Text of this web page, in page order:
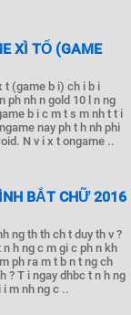
XÌ TỐ (GAME
t (game b i) ch i b i
ph nh n gold 10 l n ng
b i c m t s m nh t t i
nay ph t h nh phi
N v i x t ongame ..
BẮT CHỮ 2016
ng th th ch t duy th v ?
n h ng c m gi c ph n kh
ph ra m t b n t ng ch
? T i ngay dhbc t n h ng
i m nh ng c ..